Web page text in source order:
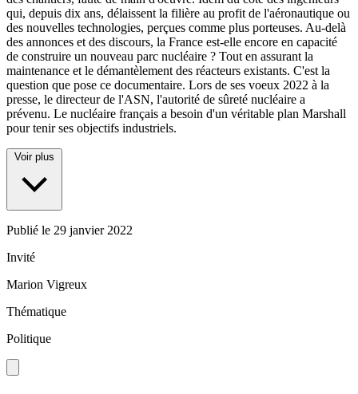
qui, depuis dix ans, délaissent la filière au profit de l'aéronautique ou
des nouvelles technologies, perçues comme plus porteuses. Au-delà
des annonces et des discours, la France est-elle encore en capacité
de construire un nouveau parc nucléaire ? Tout en assurant la
maintenance et le démantèlement des réacteurs existants. C'est la
question que pose ce documentaire. Lors de ses voeux 2022 à la
presse, le directeur de l'ASN, l'autorité de sûreté nucléaire a
prévenu. Le nucléaire français a besoin d'un véritable plan Marshall
pour tenir ses objectifs industriels.
Voir plus
Publié le 29 janvier 2022
Invité
Marion Vigreux
Thématique
Politique